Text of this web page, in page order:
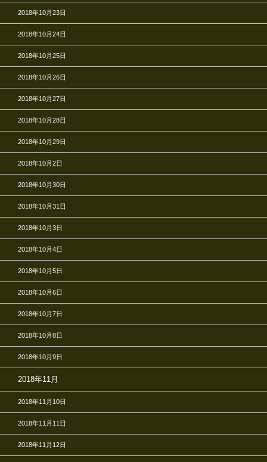
2018年10月23日
2018年10月24日
2018年10月25日
2018年10月26日
2018年10月27日
2018年10月28日
2018年10月29日
2018年10月2日
2018年10月30日
2018年10月31日
2018年10月3日
2018年10月4日
2018年10月5日
2018年10月6日
2018年10月7日
2018年10月8日
2018年10月9日
2018年11月
2018年11月10日
2018年11月11日
2018年11月12日